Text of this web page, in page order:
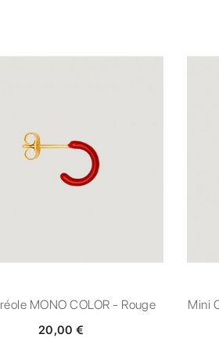
MONO COLOR - Rouge
20,00 €
Mini